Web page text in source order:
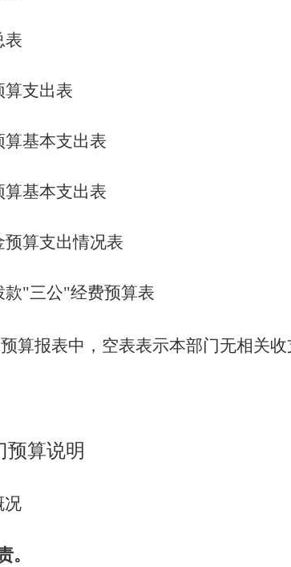
表
算支出表
算基本支出表
算基本支出表
算支出情况表
款"三公"经费预算表
算报表中，空表表示本部门无相关收
预算说明
况
。